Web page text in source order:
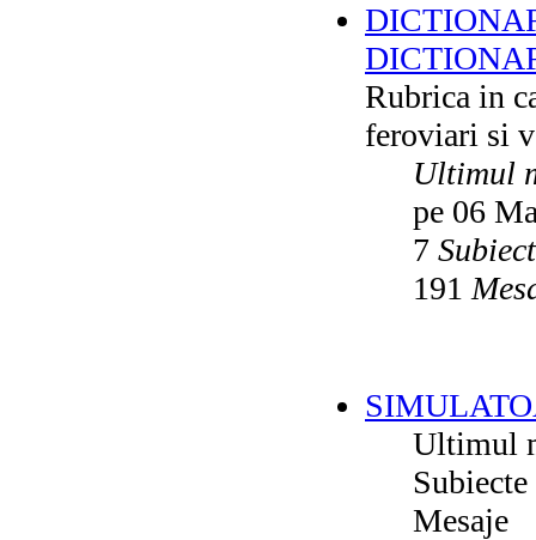
Rubrica in
feroviari si
Ultimul
pe 06
7
191
Ultimul
Subiecte
Mesaje